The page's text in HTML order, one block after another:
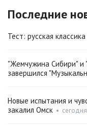
Последние
Тест: русская
"Жемчужина Сибири" и
завершился
Новые испытания и
закалил Омск •